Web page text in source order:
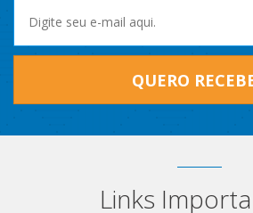
QUERO
Links